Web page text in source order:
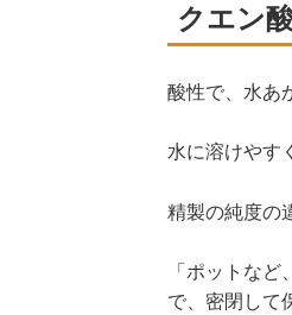
クエン
酸性で、水あ
水に溶けやす
精製の純度の
「ポットな
で、密閉して